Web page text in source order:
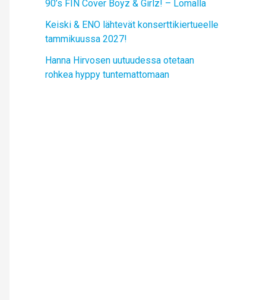
90’s FIN Cover Boyz & Girlz! – Lomalla
Keiski & ENO lähtevät konserttikiertueelle
tammikuussa 2027!
Hanna Hirvosen uutuudessa otetaan
rohkea hyppy tuntemattomaan